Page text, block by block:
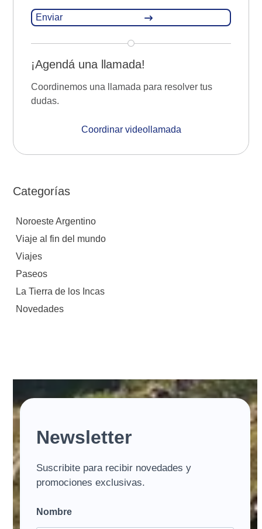
¡Agendá una llamada!
Coordinemos una llamada para resolver tus
dudas.
Coordinar videollamada
Categorías
Noroeste Argentino
Viaje al fin del mundo
Viajes
Paseos
La Tierra de los Incas
Novedades
Newsletter
Suscribite para recibir novedades y
promociones exclusivas.
Nombre